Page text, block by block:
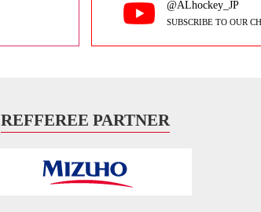
@ALhockey_JP
SUBSCRIBE TO OUR
REFFEREE PARTNER